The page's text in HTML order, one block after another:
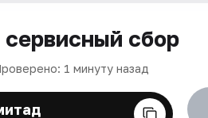
сервисный сбор
1 минуту назад